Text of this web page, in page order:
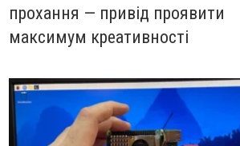
прохання — привід проявити
максимум креативності